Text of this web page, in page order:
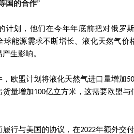
国的合作”
计划，他们在今年年底前把对俄罗
球能源需求不断增长、液化天然气价
生影响。
欧盟计划将液化天然气进口量增加
量增加100亿立方米，这需要欧盟
行与美国的协议，在2022年额外交